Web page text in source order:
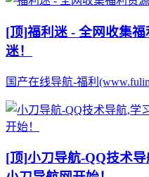
[顶]福利迷 - 全网收集
迷！
国产在线导航-福利
[顶]小刀导航-QQ技术